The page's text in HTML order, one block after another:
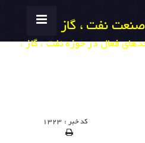
نفت ، گاز ،
فعال در حوزه نفت ، گاز ،
کد خبر : 1323